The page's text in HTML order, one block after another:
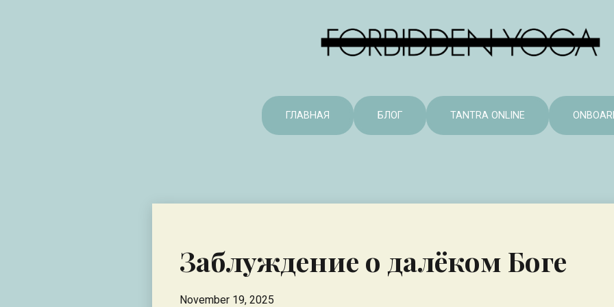
ГЛАВНАЯ БЛОГ TANTRA ONLINE
Заблуждение о далёком Боге
November 19, 2025